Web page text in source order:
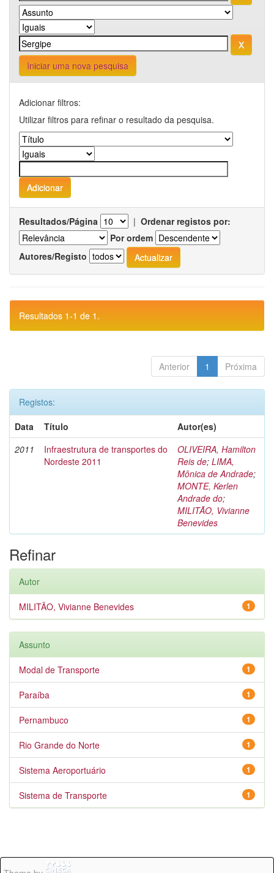
Iniciar uma nova pesquisa
Adicionar filtros:
Utilizar filtros para refinar o resultado da pesquisa.
Resultados/Página | Ordenar registos por:
Por ordem
Autores/Registo
Resultados 1-1 de 1.
Anterior 1 Próxima
Registos:
Data
Título
Autor(es)
2011
Infraestrutura de transportes do
Nordeste 2011
OLIVEIRA, Hamilton
Reis de; LIMA,
Mônica de Andrade;
MONTE, Kerlen
Andrade do;
MILITÃO, Vivianne
Benevides
Refinar
Autor
1
MILITÃO, Vivianne Benevides
Assunto
1
Modal de Transporte
1
Paraíba
1
Pernambuco
1
Rio Grande do Norte
1
Sistema Aeroportuário
1
Sistema de Transporte